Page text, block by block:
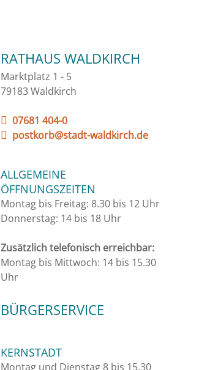
RATHAUS WALDKIRCH
Marktplatz 1 - 5
79183 Waldkirch
07681 404-0
postkorb@stadt-waldkirch.de
ALLGEMEINE
ÖFFNUNGSZEITEN
Montag bis Freitag: 8.30 bis 12 Uhr
Donnerstag: 14 bis 18 Uhr
Zusätzlich telefonisch erreichbar:
Montag bis Mittwoch: 14 bis 15.30
Uhr
BÜRGERSERVICE
KERNSTADT
Montag und Dienstag 8 bis 15.30